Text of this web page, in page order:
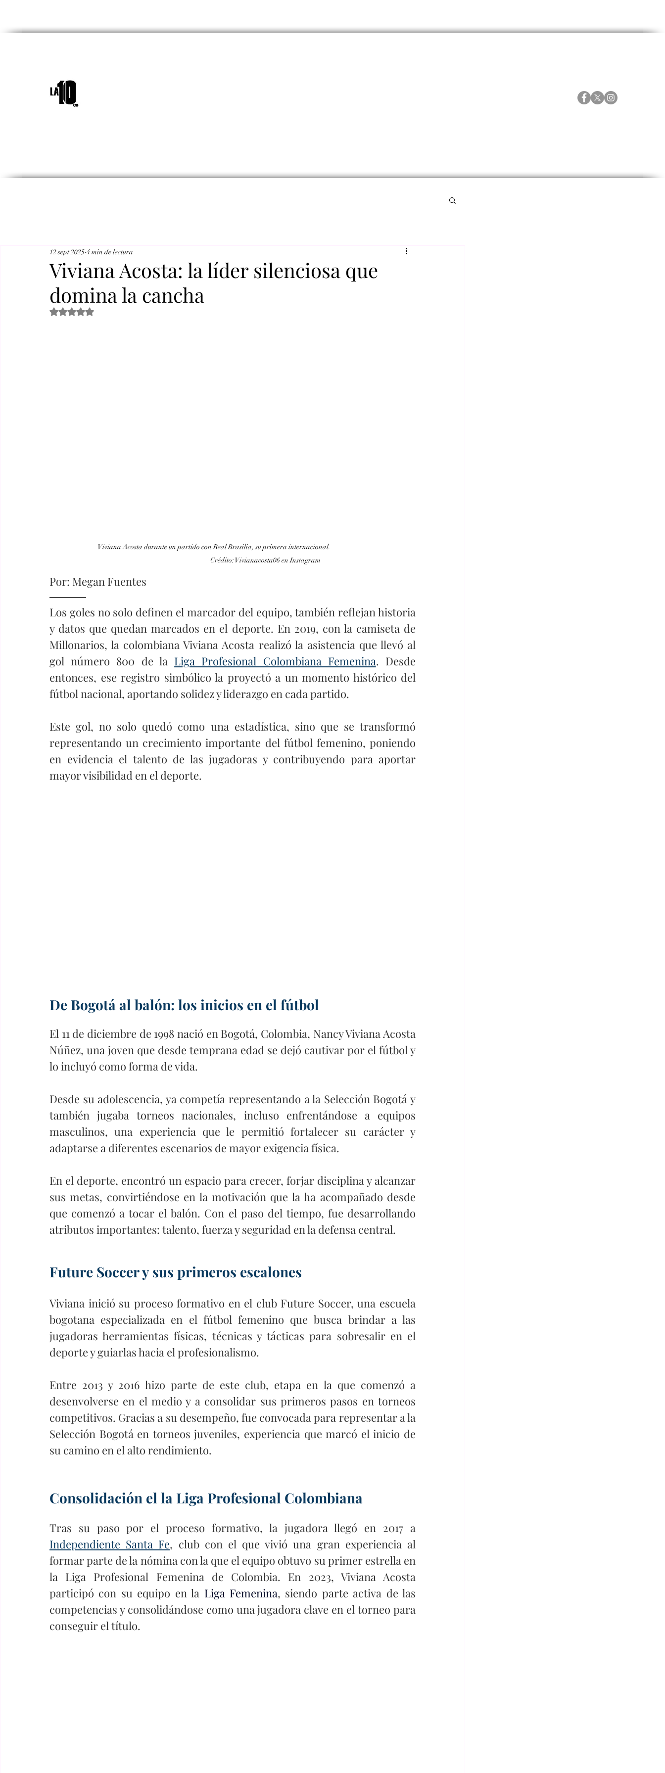
Viviana Acosta: la líder silenciosa que
domina la cancha
12 sept 2025 4 min de lectura
Obtuvo NaN de 5 estrellas.
Viviana Acosta durante un partido con Real Brasilia, su primera internacional.
                                            Crédito: Vivianacosta06 en Instagram
Por: Megan Fuentes
Los goles no solo definen el marcador del equipo, también reflejan historia
y datos que quedan marcados en el deporte. En 2019, con la camiseta de
Millonarios, la colombiana Viviana Acosta realizó la asistencia que llevó al
gol número 800 de la Liga Profesional Colombiana Femenina. Desde
entonces, ese registro simbólico la proyectó a un momento histórico del
fútbol nacional, aportando solidez y liderazgo en cada partido.
Este gol, no solo quedó como una estadística, sino que se transformó
representando un crecimiento importante del fútbol femenino, poniendo
en evidencia el talento de las jugadoras y contribuyendo para aportar
mayor visibilidad en el deporte.
De Bogotá al balón: los inicios en el fútbol
El 11 de diciembre de 1998 nació en Bogotá, Colombia, Nancy Viviana Acosta
Núñez, una joven que desde temprana edad se dejó cautivar por el fútbol y
lo incluyó como forma de vida.
Desde su adolescencia, ya competía representando a la Selección Bogotá y
también jugaba torneos nacionales, incluso enfrentándose a equipos
masculinos, una experiencia que le permitió fortalecer su carácter y
adaptarse a diferentes escenarios de mayor exigencia física.
En el deporte, encontró un espacio para crecer, forjar disciplina y alcanzar
sus metas, convirtiéndose en la motivación que la ha acompañado desde
que comenzó a tocar el balón. Con el paso del tiempo, fue desarrollando
atributos importantes: talento, fuerza y seguridad en la defensa central.
Future Soccer y sus primeros escalones
Viviana inició su proceso formativo en el club Future Soccer, una escuela
bogotana especializada en el fútbol femenino que busca brindar a las
jugadoras herramientas físicas, técnicas y tácticas para sobresalir en el
deporte y guiarlas hacia el profesionalismo.
Entre 2013 y 2016 hizo parte de este club, etapa en la que comenzó a
desenvolverse en el medio y a consolidar sus primeros pasos en torneos
competitivos. Gracias a su desempeño, fue convocada para representar a la
Selección Bogotá en torneos juveniles, experiencia que marcó el inicio de
su camino en el alto rendimiento.
Consolidación el la Liga Profesional Colombiana
Independiente Santa Fe, club con el que vivió una gran experiencia al
formar parte de la nómina con la que el equipo obtuvo su primer estrella en
la Liga Profesional Femenina de Colombia. En 2023, Viviana Acosta
participó con su equipo en la Liga Femenina, siendo parte activa de las
competencias y consolidándose como una jugadora clave en el torneo para
conseguir el título.